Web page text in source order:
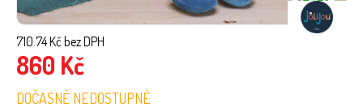
710.74Kč bez DPH
860 Kč
DOČASNĚ NEDOSTUPNÉ